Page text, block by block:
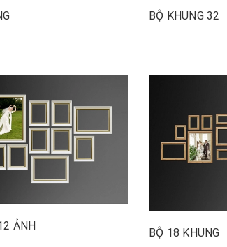
BỘ KHUNG 32
ẢNH
BỘ 18 KHUNG